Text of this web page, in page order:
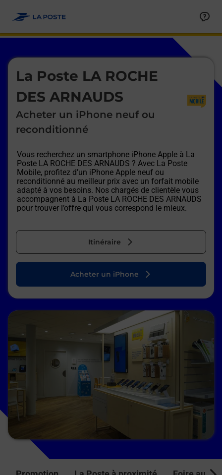
La Poste LA ROCHE
DES ARNAUDS
Acheter un iPhone neuf ou
reconditionné
Vous recherchez un smartphone iPhone Apple à La
Poste LA ROCHE DES ARNAUDS ? Avec La Poste
Mobile, profitez d’un iPhone Apple neuf ou
reconditionné au meilleur prix avec un forfait mobile
adapté à vos besoins. Nos chargés de clientèle vous
accompagnent à La Poste LA ROCHE DES ARNAUDS
pour trouver l’offre qui vous correspond le mieux.
Itinéraire
Le lien s'ouvre dans un nouvel onglet
Acheter un iPhone